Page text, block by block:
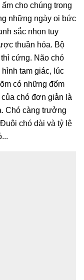
cho chúng trong
những ngày oi bức
sắc nhọn tuy
thuần hóa. Bộ
cứng. Não chó
tam giác, lúc
có những đốm
chó đơn giản là
Chó càng trưởng
chó dài và tỷ lệ